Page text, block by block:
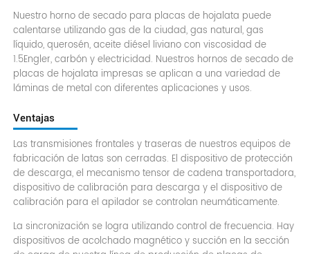
Nuestro horno de secado para placas de hojalata puede
calentarse utilizando gas de la ciudad, gas natural, gas
líquido, querosén, aceite diésel liviano con viscosidad de
1.5Engler, carbón y electricidad. Nuestros hornos de secado de
placas de hojalata impresas se aplican a una variedad de
láminas de metal con diferentes aplicaciones y usos.
Ventajas
Las transmisiones frontales y traseras de nuestros equipos de
fabricación de latas son cerradas. El dispositivo de protección
de descarga, el mecanismo tensor de cadena transportadora,
dispositivo de calibración para descarga y el dispositivo de
calibración para el apilador se controlan neumáticamente.
La sincronización se logra utilizando control de frecuencia. Hay
dispositivos de acolchado magnético y succión en la sección